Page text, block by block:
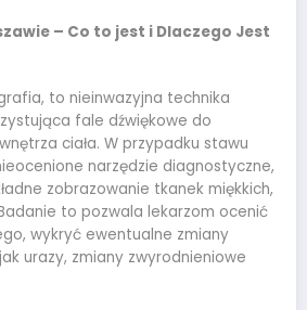
– Co to jest i Dlaczego Jest
to nieinwazyjna technika
fale dźwiękowe do
ciała. W przypadku stawu
narzędzie diagnostyczne,
zobrazowanie tkanek miękkich,
to pozwala lekarzom ocenić
wykryć ewentualne zmiany
urazy, zmiany zwyrodnieniowe